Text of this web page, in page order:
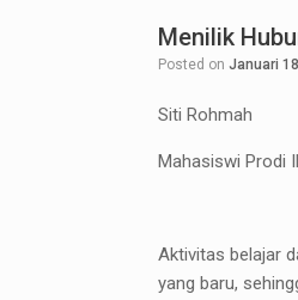
Menilik
Posted on Januari
Siti Rohmah
Mahasiswi Prodi
Aktivitas belajar
yang baru,